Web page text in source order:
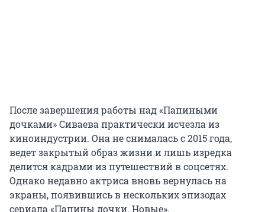
После завершения работы над «Папиными
дочками» Сиваева практически исчезла из
киноиндустрии. Она не снималась с 2015 года,
ведет закрытый образ жизни и лишь изредка
делится кадрами из путешествий в соцсетях.
Однако недавно актриса вновь вернулась на
экраны, появившись в нескольких эпизодах
сериала «Папины дочки. Новые».